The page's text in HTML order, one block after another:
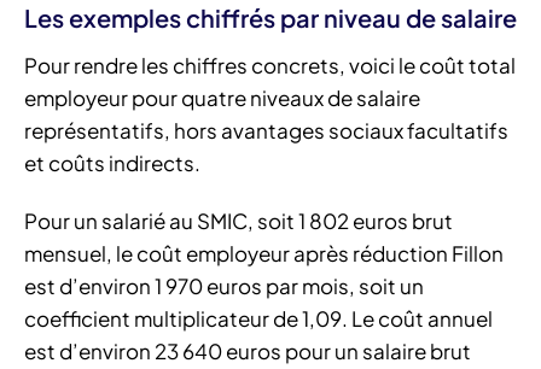
Les exemples chiffrés par niveau de salaire
Pour rendre les chiffres concrets, voici le coût total
employeur pour quatre niveaux de salaire
représentatifs, hors avantages sociaux facultatifs
et coûts indirects.
Pour un salarié au SMIC, soit 1 802 euros brut
mensuel, le coût employeur après réduction Fillon
est d’environ 1 970 euros par mois, soit un
coefficient multiplicateur de 1,09. Le coût annuel
est d’environ 23 640 euros pour un salaire brut